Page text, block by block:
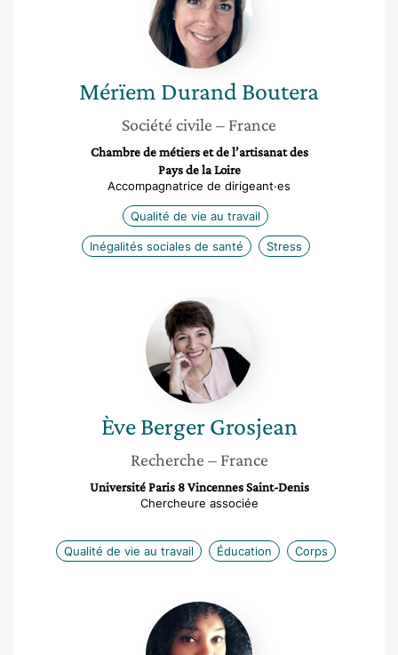
Boutera
Mérïem Durand Boutera
Société civile – France
Chambre de métiers et de l’artisanat des
Pays de la Loire
Accompagnatrice de dirigeant·es
Qualité de vie au travail
Inégalités sociales de santé Stress
Ève
Berger
Grosjean
Ève Berger Grosjean
Recherche – France
Université Paris 8 Vincennes Saint-Denis
Chercheure associée
Qualité de vie au travail Éducation Corps
Sabrina
Pérugien